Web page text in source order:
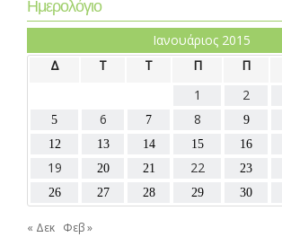
Ημερολόγιο
Ιανουάριος 2015
Δ
Τ Τ Π Π
1
2
5 6 7 8 9
12
13 14 15 16
19 20 21 22 23
26 27 28 29 30
« Δεκ Φεβ »